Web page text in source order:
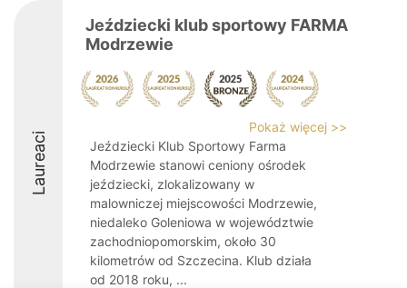
Laureaci
Jeździecki klub sportowy FARMA
Modrzewie
Pokaż więcej >>
Jeździecki Klub Sportowy Farma
Modrzewie stanowi ceniony ośrodek
jeździecki, zlokalizowany w
malowniczej miejscowości Modrzewie,
niedaleko Goleniowa w województwie
zachodniopomorskim, około 30
kilometrów od Szczecina. Klub działa
od 2018 roku, ...